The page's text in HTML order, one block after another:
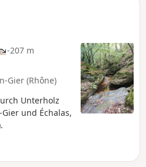
-207 m
Gier (Rhône)
Unterholz
und Échalas,